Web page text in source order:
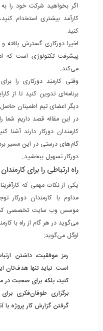
اگر بخواهید شرکت خود را
کارآمد بیشتری استخدام
کنید.
اخیرا دورکاری گسترش
پیشرفت تکنولوژی است که
می‌کند.
وقتی کارمند دورکاری را
برنامه‌ای تدوین کنید تا از
دیگر اعضای تیم اطمینان
کارمندان دورکار دارند آشنا
گام‌های درستی در این مسیر
دورکار تسهیل ببخشید.
راه ارتباطی را برای
یکی از نکات مهمی که
مداوم با کارمندان دورکار
می‌گوید در هر گام از راه با
اوگل می‌گوید:
رمز موفقیت، داشتن
است. نباید تنها هدف‌تان
کنید، بلکه برای صحبت
برگزاری طوفان‌فکری
گرفتن گزارش کار پروژه با